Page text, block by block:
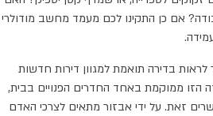
אם כן התקינו לכם מעמד מחשב מודולרי
בדירה תואמת למגוון דירות חדשות
הזו ממוקמת באחד החדרים הפנויים בבית,
זאת. על ידי אבזור מתאים לצרכי האדם